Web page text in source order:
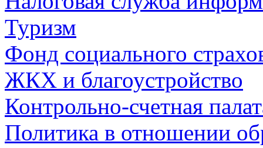
Туризм
Фонд социального
ЖКХ и благоустройство
Контрольно-счетная
Политика в отношении